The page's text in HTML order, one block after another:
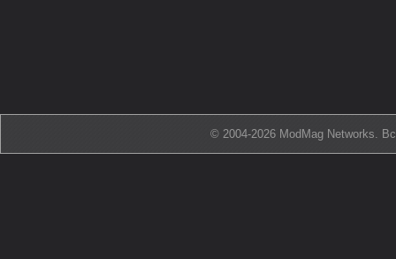
© 2004-2026 ModMag Networks.